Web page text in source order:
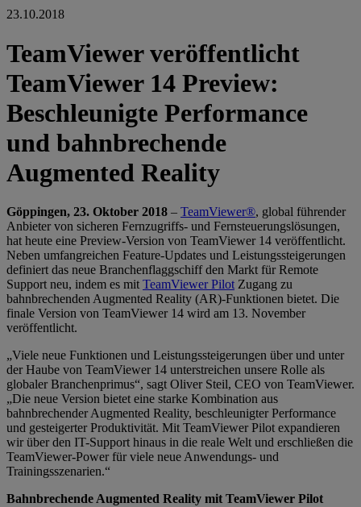
23.10.2018
TeamViewer veröffentlicht
TeamViewer 14 Preview:
Beschleunigte Performance
und bahnbrechende
Augmented Reality
Göppingen, 23. Oktober 2018 – TeamViewer®, global führender
Anbieter von sicheren Fernzugriffs- und Fernsteuerungslösungen,
hat heute eine Preview-Version von TeamViewer 14 veröffentlicht.
Neben umfangreichen Feature-Updates und Leistungssteigerungen
definiert das neue Branchenflaggschiff den Markt für Remote
Support neu, indem es mitTeamViewer PilotZugang zu
bahnbrechenden Augmented Reality (AR)-Funktionen bietet. Die
finale Version von TeamViewer 14 wird am 13. November
veröffentlicht.
„Viele neue Funktionen und Leistungssteigerungen über und unter
der Haube von TeamViewer 14 unterstreichen unsere Rolle als
globaler Branchenprimus“, sagt Oliver Steil, CEO von TeamViewer.
„Die neue Version bietet eine starke Kombination aus
bahnbrechender Augmented Reality, beschleunigter Performance
und gesteigerter Produktivität. Mit TeamViewer Pilot expandieren
wir über den IT-Support hinaus in die reale Welt und erschließen die
TeamViewer-Power für viele neue Anwendungs- und
Trainingsszenarien.“
Bahnbrechende Augmented Reality mit TeamViewer Pilot